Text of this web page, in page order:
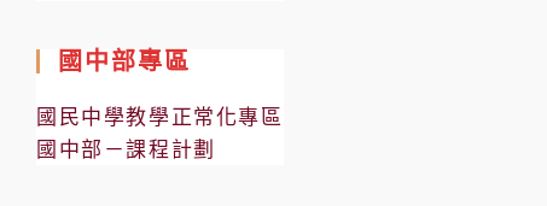
國中部專區
國民中學教學正常化專區
國中部－課程計劃